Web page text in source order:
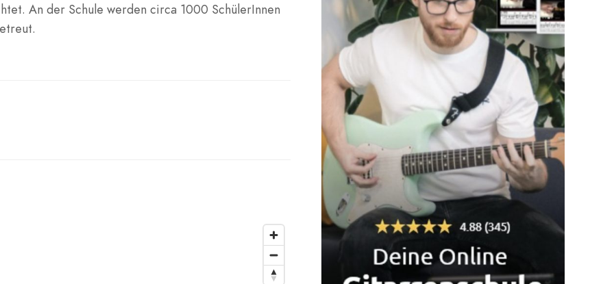
An der Schule werden circa 1000 SchülerInnen